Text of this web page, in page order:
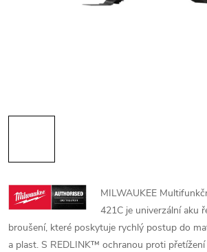
MILWAUKEE
421C je univerzální aku
broušení, které poskytuje rychlý postup do
a plast. S REDLINK™ ochranou proti